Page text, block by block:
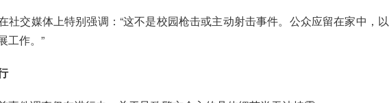
社交媒体上特别强调：“这不是校园枪击或主动射击事件。公众应留在家中，以
工作。”